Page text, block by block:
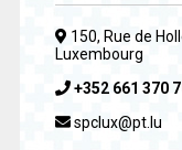
150, Rue de
Luxembourg
+352 661 370
spclux@pt.lu